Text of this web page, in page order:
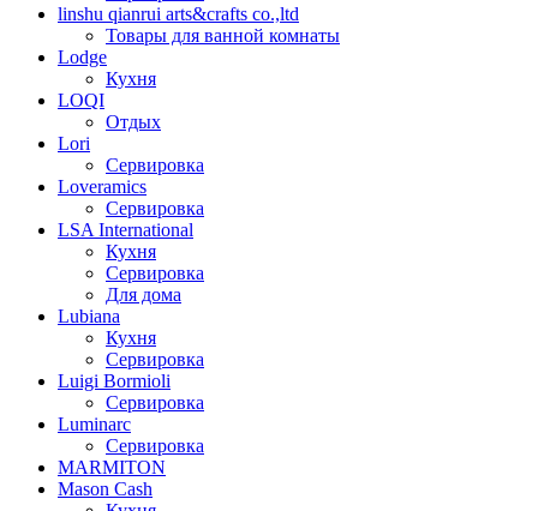
linshu qianrui arts&crafts co.,ltd
Товары для ванной комнаты
Lodge
Кухня
LOQI
Отдых
Lori
Сервировка
Loveramics
Сервировка
LSA International
Кухня
Сервировка
Для дома
Lubiana
Кухня
Сервировка
Luigi Bormioli
Сервировка
Luminarc
Сервировка
MARMITON
Mason Cash